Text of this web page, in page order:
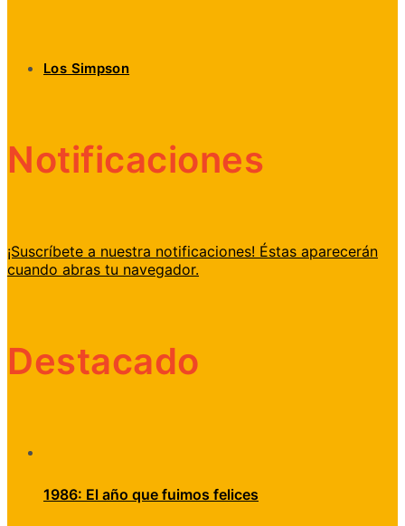
Los Simpson
Notificaciones
¡Suscríbete a nuestra notificaciones! Éstas aparecerán
cuando abras tu navegador.
Destacado
1986: El año que fuimos felices